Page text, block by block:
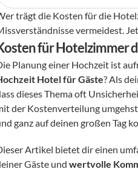
trägt die Kosten für die
vermeidest.
für Hotelzimmer
Hotel für Gäste? Als
dieses Thema oft
der Kostenverteilung
ganz auf deinen großen Tag
Artikel bietet dir einen
Gäste und wertvolle